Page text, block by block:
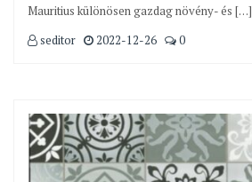
Mauritius különösen gazdag növény- és […]
seditor
2022-12-26 0